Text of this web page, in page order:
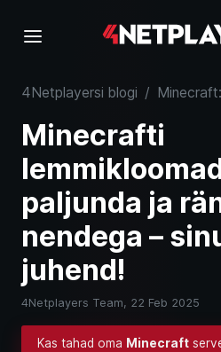
4Netplayersi blogi /
Minecrafti
paljunda ja
nendega –
juhend!
4Netplayers Team, 22 Feb 2025
Kas tahad oma Minecraft